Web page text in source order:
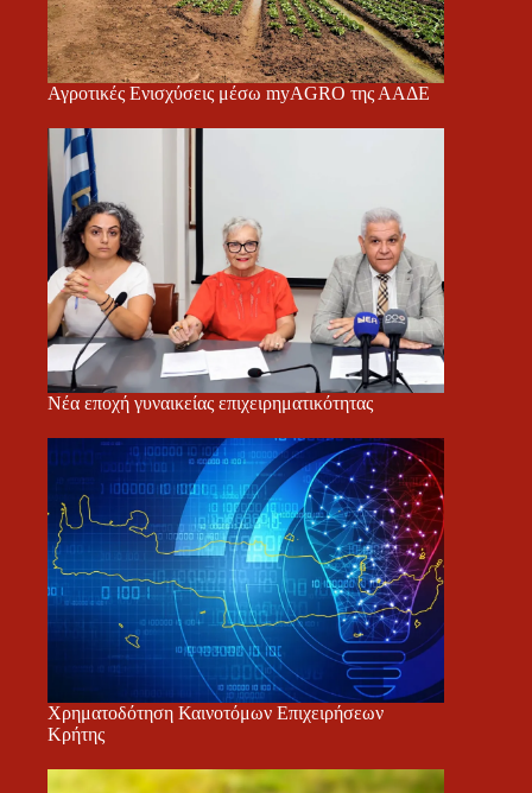
Αγροτικές Ενισχύσεις μέσω myAGRO της ΑΑΔΕ
Νέα εποχή γυναικείας επιχειρηματικότητας
Χρηματοδότηση Καινοτόμων Επιχειρήσεων
Κρήτης